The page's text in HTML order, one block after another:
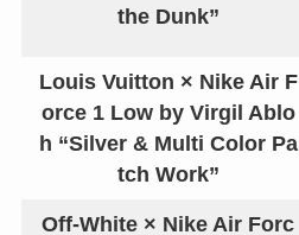
the Dunk”
Louis Vuitton × Nike Air F
orce 1 Low by Virgil Ablo
h “Silver & Multi Color Pa
tch Work”
Off-White × Nike Air Forc